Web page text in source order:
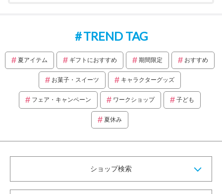
TREND TAG
夏アイテム ギフトにおすすめ 期間限定 おすすめ
お菓子・スイーツ キャラクターグッズ
フェア・キャンペーン ワークショップ 子ども
夏休み
ショップ検索